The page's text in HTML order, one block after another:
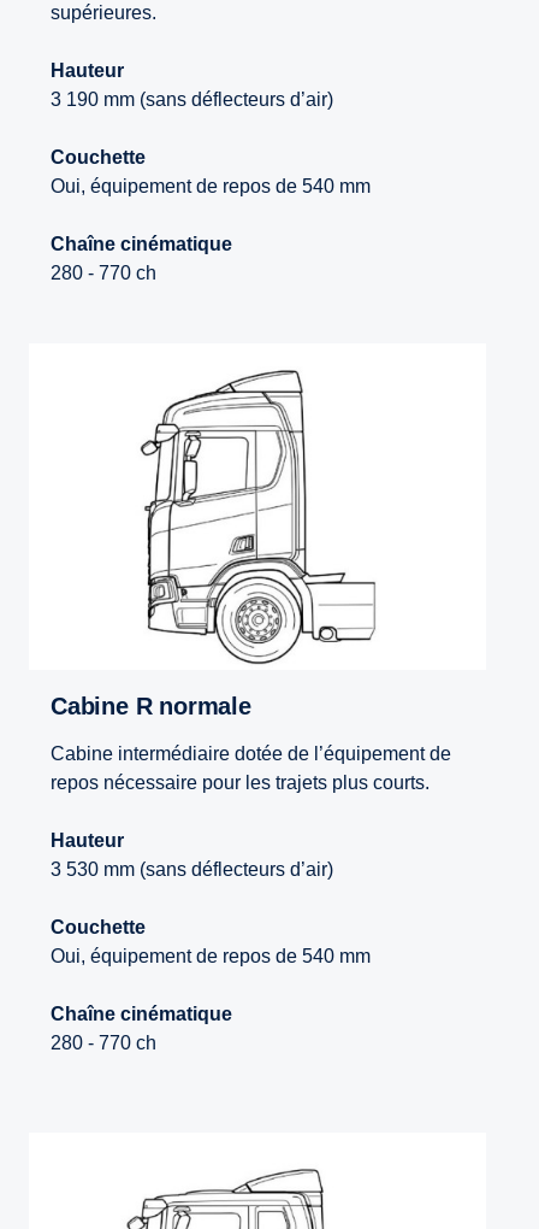
supérieures.
Hauteur
3 190 mm (sans déflecteurs d’air)
Couchette
Oui, équipement de repos de 540 mm
Chaîne cinématique
280 - 770 ch
Cabine R normale
Cabine intermédiaire dotée de l’équipement de
repos nécessaire pour les trajets plus courts.
Hauteur
3 530 mm (sans déflecteurs d’air)
Couchette
Oui, équipement de repos de 540 mm
Chaîne cinématique
280 - 770 ch